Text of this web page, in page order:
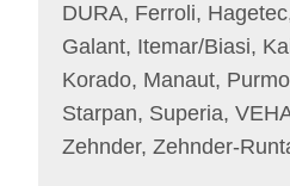
DURA, Ferroli,
Galant, Itemar/Biasi,
Korado, Manaut,
Starpan, Superia,
Zehnder, Zehnder-